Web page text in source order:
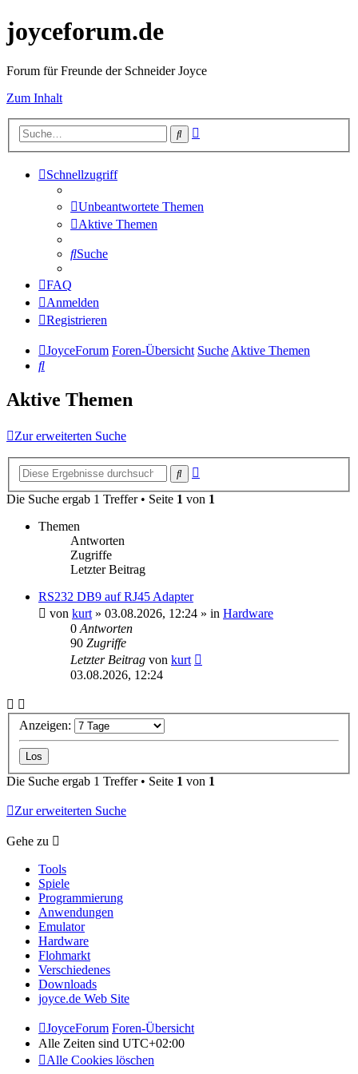
joyceforum.de
Forum für Freunde der Schneider Joyce
Zum Inhalt
Suche
Schnellzugriff
Unbeantwortete Themen
Aktive Themen
Suche
FAQ
Anmelden
Registrieren
JoyceForum Foren-Übersicht SucheAktive Themen
Suche
Aktive Themen
Zur erweiterten Suche
Suche
Die Suche ergab 1 Treffer • Seite 1 von 1
Themen
Antworten
Zugriffe
Letzter Beitrag
RS232 DB9 auf RJ45 Adapter
von kurt » 03.08.2026, 12:24 » in Hardware
0 Antworten
90 Zugriffe
Letzter Beitrag von kurt
03.08.2026, 12:24
Anzeigen:
Die Suche ergab 1 Treffer • Seite 1 von 1
Zur erweiterten Suche
Gehe zu
Tools
Spiele
Programmierung
Anwendungen
Emulator
Hardware
Flohmarkt
Verschiedenes
Downloads
joyce.de Web Site
JoyceForum Foren-Übersicht
Alle Zeiten sind UTC+02:00
Alle Cookies löschen